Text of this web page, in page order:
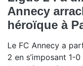
Annecy
héroïque à
Le FC Annecy a
2 en s’imposant 1-